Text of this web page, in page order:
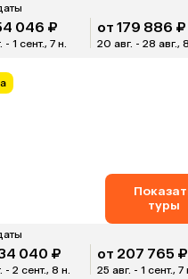
046 ₽
- 1 сент., 7 н.
от 179 886 ₽
20 авг. - 28 авг.,
туры
040 ₽
- 2 сент., 8 н.
от 207 765 ₽
25 авг. - 1 сент., 7